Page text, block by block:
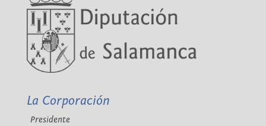
La Corporación
Presidente